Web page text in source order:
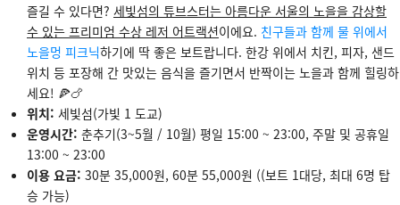
즐길 수 있다면? 세빛섬의 튜브스터는 아름다운 서울의 노을을 감상할
수 있는 프리미엄 수상 레저 어트랙션이에요. 친구들과 함께 물 위에서
노을멍 피크닉하기에 딱 좋은 보트랍니다. 한강 위에서 치킨, 피자, 샌드
위치 등 포장해 간 맛있는 음식을 즐기면서 반짝이는 노을과 함께 힐링하
세요! 🍕🍗
위치: 세빛섬(가빛 1 도교)
운영시간: 춘추기(3~5월 / 10월) 평일 15:00 ~ 23:00, 주말 및 공휴일
13:00 ~ 23:00
이용 요금: 30분 35,000원, 60분 55,000원 ((보트 1대당, 최대 6명 탑
승 가능)